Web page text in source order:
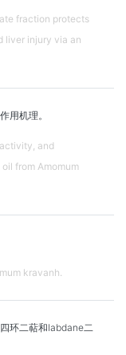
fraction protects
liver injury via an
用机理。
and
from Amomum
kravanh.
环二萜和labdane二